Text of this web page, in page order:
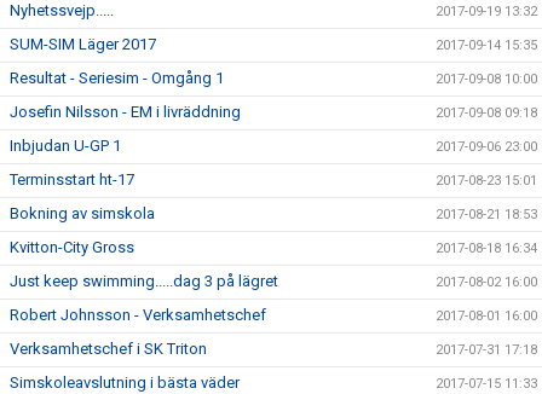
Nyhetssvejp..... 2017-09-19 13:32
SUM-SIM Läger 2017 2017-09-14 15:35
Resultat - Seriesim - Omgång 1 2017-09-08 10:00
Josefin Nilsson - EM i livräddning 2017-09-08 09:18
Inbjudan U-GP 1 2017-09-06 23:00
Terminsstart ht-17 2017-08-23 15:01
Bokning av simskola 2017-08-21 18:53
Kvitton-City Gross 2017-08-18 16:34
Just keep swimming.....dag 3 på lägret 2017-08-02 16:00
Robert Johnsson - Verksamhetschef 2017-08-01 16:00
Verksamhetschef i SK Triton 2017-07-31 17:18
Simskoleavslutning i bästa väder 2017-07-15 11:33